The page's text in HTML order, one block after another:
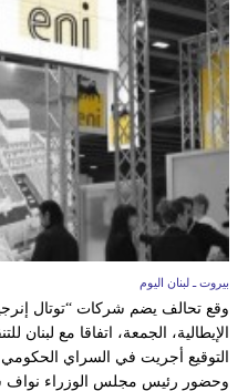
بيروت ـ لبنان اليوم
وقع تحالف يضم شركات “توتال
التوقيع أجريت في السراي الحكومي
وحضور رئيس مجلس الوزراء نواف